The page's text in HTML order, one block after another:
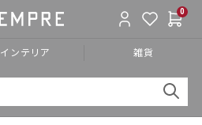
0
インテリア 雑貨